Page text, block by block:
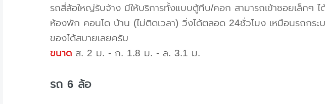
รถสี่ล้อใหญ่รับจ้าง มีให้บริการทั้งแบบตู้ทึบ/คอก สามารถเข้าซอยเล็กๆ
ห้องพัก คอนโด บ้าน (ไม่ติดเวลา) วิ่งได้ตลอด 24ชั่วโมง เหมือนรถกร
ของได้สบายเลยครับ
ขนาดส. 2 ม. - ก. 1.8 ม. - ล. 3.1 ม.
รถ 6 ล้อ